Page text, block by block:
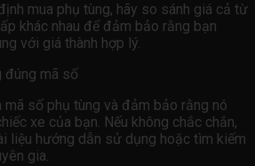
mua phụ tùng, hãy so sánh giá cả từ
khác nhau để đảm bảo rằng bạn
với giá thành hợp lý.
đúng mã số
mã số phụ tùng và đảm bảo rằng nó
xe của bạn. Nếu không chắc chắn,
liệu hướng dẫn sử dụng hoặc tìm kiếm
gia.